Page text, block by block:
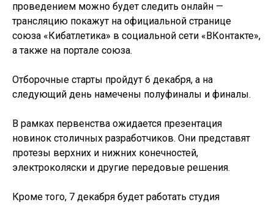
проведением можно будет следить онлайн —
трансляцию покажут на официальной странице
союза «Кибатлетика» в социальной сети «ВКонтакте»,
а также на портале союза.
Отборочные старты пройдут 6 декабря, а на
следующий день намечены полуфиналы и финалы.
В рамках первенства ожидается презентация
новинок столичных разработчиков. Они представят
протезы верхних и нижних конечностей,
электроколяски и другие передовые решения.
Кроме того, 7 декабря будет работать студия